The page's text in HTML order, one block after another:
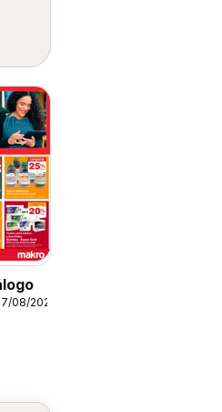
08/2026